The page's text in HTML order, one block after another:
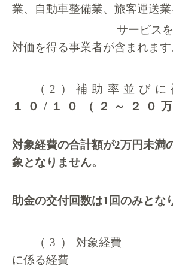
業、自動車整備業、旅客運送業
サービスを提供
対価を得る事業者が含まれます
（2 ）補助率並びに
１０ / １０（２～２０
※補
対象経費の合計額が2万円未満
象となりません。
助金の交付回数は1 回のみとな
（3） 対象経費
に係る経費